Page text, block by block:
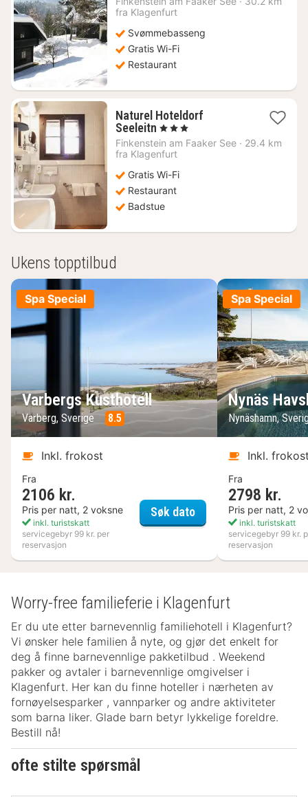
fra
kr.
fra Klagenfurt
Svømmebasseng
Gratis Wi-Fi
Restaurant
Naturel Hoteldorf
Seeleitn 1
natt
fra
kr.
, 3 Stjerner
Finkenstein am Faaker See · 29.4 km
fra Klagenfurt
Gratis Wi-Fi
Restaurant
Badstue
Ukens topptilbud
Spa Special
Varbergs Kusthotell
Varberg, Sverige 8.5
Inkl. frokost
Fra
2106 kr.
Pris per natt, 2 voksne
inkl. turistskatt
servicegebyr 99 kr. per
reservasjon
Søk datoVarbergs Kusthotell
Spa Special
Nynäs
Nynäshamn,
Inkl.
Fra
2798 kr.
Pris per natt, 2
inkl. turistskatt
servicegebyr 99 kr.
reservasjon
Worry-free familieferie i Klagenfurt
Er du ute etter barnevennlig familiehotell i Klagenfurt?
Vi ønsker hele familien å nyte, og gjør det enkelt for
deg å finne barnevennlige pakketilbud . Weekend
pakker og avtaler i barnevennlige omgivelser i
Klagenfurt. Her kan du finne hoteller i nærheten av
fornøyelsesparker , vannparker og andre aktiviteter
som barna liker. Glade barn betyr lykkelige foreldre.
Bestill nå!
ofte stilte spørsmål